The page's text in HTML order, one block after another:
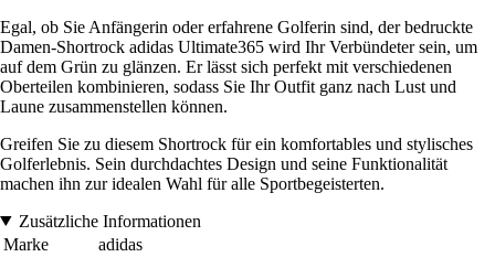
Egal, ob Sie Anfängerin oder erfahrene Golferin sind, der bedruckte
Damen-Shortrock adidas Ultimate365 wird Ihr Verbündeter sein, um
auf dem Grün zu glänzen. Er lässt sich perfekt mit verschiedenen
Oberteilen kombinieren, sodass Sie Ihr Outfit ganz nach Lust und
Laune zusammenstellen können.
Greifen Sie zu diesem Shortrock für ein komfortables und stylisches
Golferlebnis. Sein durchdachtes Design und seine Funktionalität
machen ihn zur idealen Wahl für alle Sportbegeisterten.
Zusätzliche Informationen
Marke
adidas